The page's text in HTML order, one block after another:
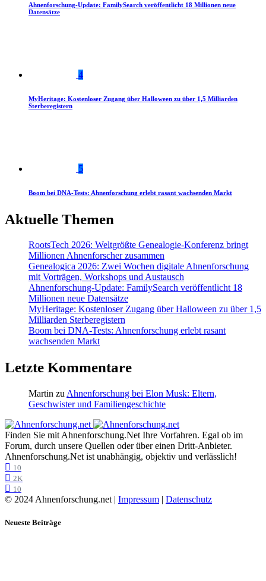
Ahnenforschung-Update: FamilySearch veröffentlicht 18 Millionen neue
Datensätze
4
MyHeritage: Kostenloser Zugang über Halloween zu über 1,5 Milliarden
Sterberegistern
5
Boom bei DNA-Tests: Ahnenforschung erlebt rasant wachsenden Markt
Aktuelle Themen
RootsTech 2026: Weltgrößte Genealogie-Konferenz bringt
Millionen Ahnenforscher zusammen
Genealogica 2026: Zwei Wochen digitale Ahnenforschung
mit Vorträgen, Workshops und Austausch
Ahnenforschung-Update: FamilySearch veröffentlicht 18
Millionen neue Datensätze
MyHeritage: Kostenloser Zugang über Halloween zu über 1,5
Milliarden Sterberegistern
Boom bei DNA-Tests: Ahnenforschung erlebt rasant
wachsenden Markt
Letzte Kommentare
Martin zu Ahnenforschung bei Elon Musk: Eltern,
Geschwister und Familiengeschichte
Finden Sie mit Ahnenforschung.Net Ihre Vorfahren. Egal ob im
Forum, durch unsere Quellen oder über einen Dritt-Anbieter.
Ahnenforschung.Net ist unabhängig, objektiv und verlässlich!
10
2K
10
© 2024 Ahnenforschung.net | Impressum | Datenschutz
Neueste Beiträge